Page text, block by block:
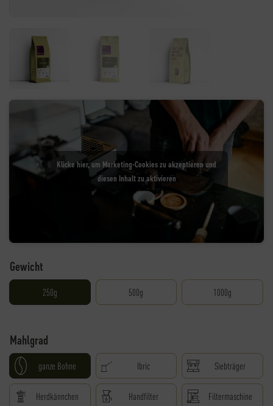
Klicke hier, um Marketing-Cookies zu akzeptieren und
diesen Inhalt zu aktivieren
Gewicht
250g 500g 1000g
Mahlgrad
ganze Bohne Ibric Siebträger
Herdkännchen Handfilter Filtermaschine